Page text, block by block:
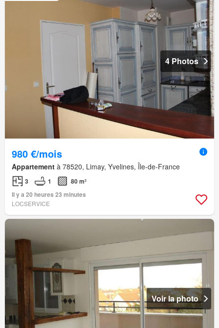
4 Photos
980 €/mois
Appartement à 78520, Limay, Yvelines, Île-de-France
3 1
80 m²
Il y a 20 heures 23 minutes
LOCSERVICE
Voir la photo